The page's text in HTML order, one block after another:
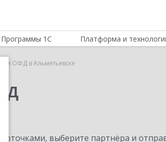
Программы 1С Платформа и
ОФД в Альметьевске
выберите партнёра и